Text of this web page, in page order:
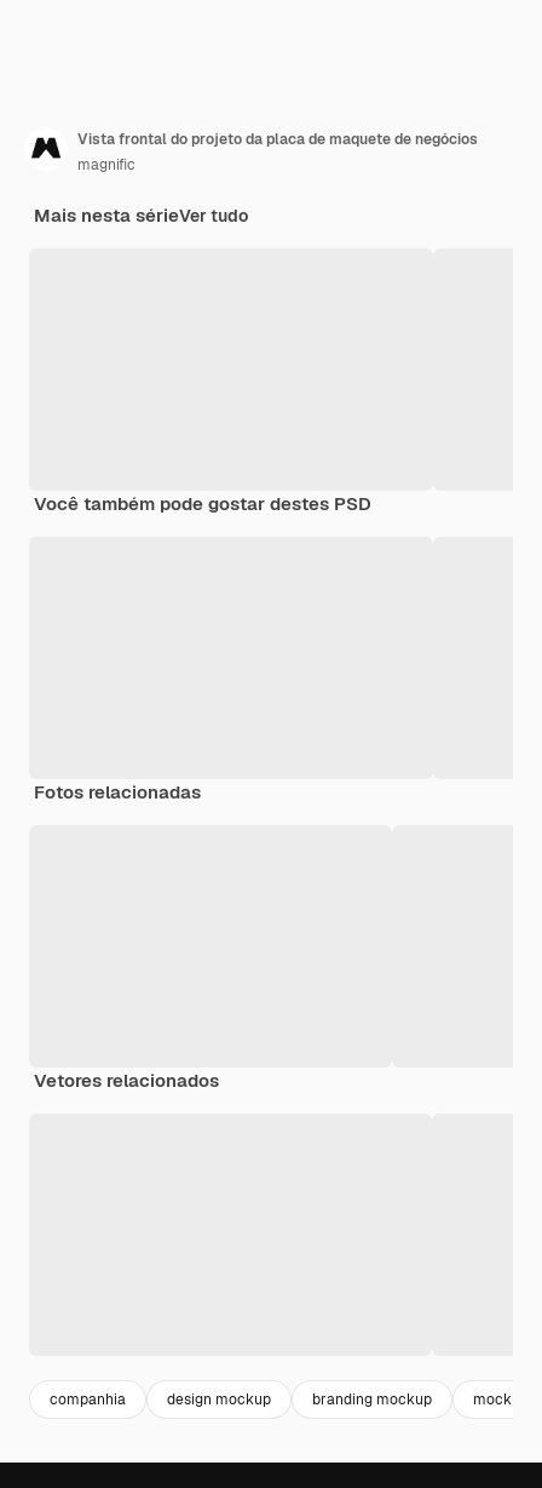
Vista frontal do projeto da placa de maquete de negócios
magnific
Mais nesta sérieVer tudo
Você também pode gostar destes PSD
Fotos relacionadas
Vetores relacionados
companhia design mockup branding mockup mockup